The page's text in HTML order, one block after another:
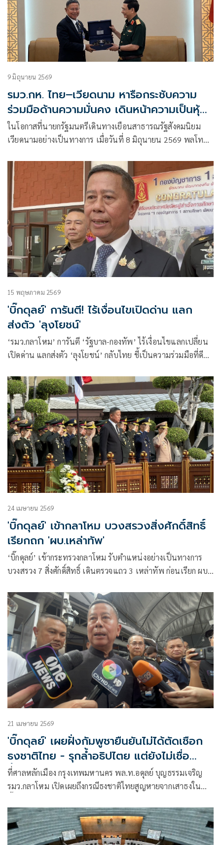
9 มิถุนายน 2569
รมว.กห. ไทย–เวียดนาม หารือกระชับความ
ร่วมมือด้านความมั่นคง เดินหน้าความเป็นหุ้น
ส่วนยุทธศาสตร์รอบด้าน
ในโอกาสที่นายกรัฐมนตรีเดินทางเยือนสาธารณรัฐสังคมนิยม
เวียดนามอย่างเป็นทางการ เมื่อวันที่ 8 มิถุนายน 2569 พลโท
คณะผู้บริหารระดับสูงด้านความมั่นคงของไทย ประกอบด้วย ปลัด
กระทรวงกลาโหม ผู้
15 พฤษภาคม 2569
'บิ๊กดุลย์' การันตี! ไร้เงื่อนไขเปิดด่าน แลก
ส่งตัว 'ลุงโยชน์'
‘รมว.กลาโหม’ การันตี ‘รัฐบาล-กองทัพ’ ไร้เงื่อนไขแลกเปลี่ยน
เปิดด่าน แลกส่งตัว ‘ลุงโยชน์’ กลับไทย ชี้เป็นความร่วมมือที่ดี
ทวิภาคีทุกระดับคืบหน้า
24 เมษายน 2569
'บิ๊กดุลย์' เข้ากลาโหม บวงสรวงสิ่งศักดิ์สิทธิ์
เรียกถก 'ผบ.เหล่าทัพ'
‘บิ๊กดุลย์’ เข้ากระทรวงกลาโหม รับตำแหน่งอย่างเป็นทางการ
บวงสรวง 7 สิ่งศักดิ์สิทธิ์ เดินตรวจแถว 3 เหล่าทัพ ก่อนเรียก ผบ.
21 เมษายน 2569
'บิ๊กดุลย์' เผยฝั่งกัมพูชายืนยันไม่ได้ตัดเชือก
ธงชาติไทย - รุกล้ำอธิปไตย แต่ยังไม่เชื่อ
ทั้งหมด
ที่ศาลหลักเมือง กรุงเทพมหานคร พล.ท.อดุลย์ บุญธรรมเจริญ
รมว.กลาโหม เปิดเผยถึงกรณีธงชาติไทยสูญหายจากเสาธงใน